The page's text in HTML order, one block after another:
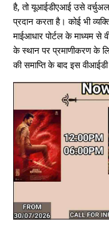
है, तो यूआईडीएआई उसे
प्रदान करता है। कोई भी
माईआधार पोर्टल के माध्यम
के स्थान पर प्रमाणीकरण के
की समाप्ति के बाद इस